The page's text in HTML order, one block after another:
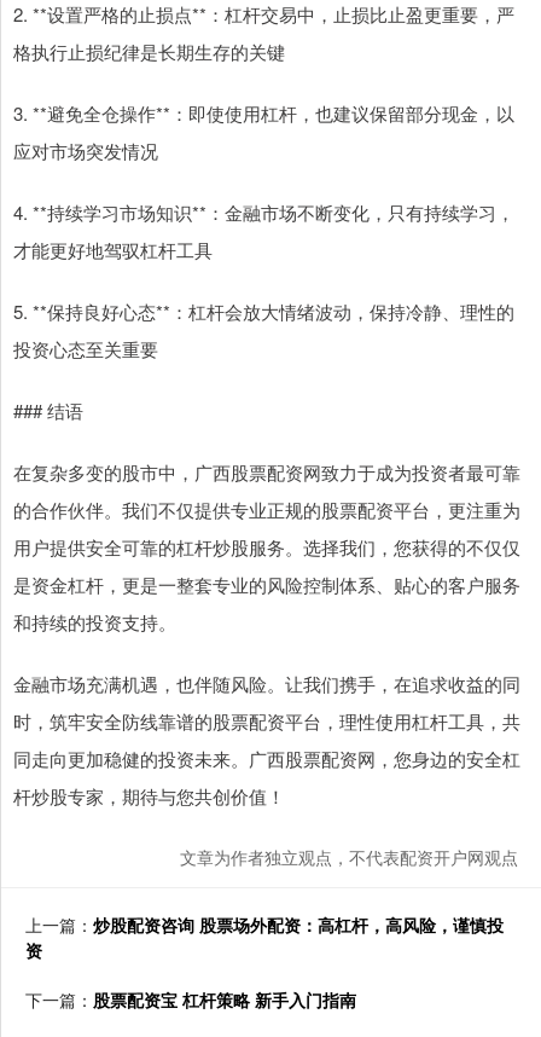
2. **设置严格的止损点**：杠杆交易中，止损比止盈更重要，严
格执行止损纪律是长期生存的关键
3. **避免全仓操作**：即使使用杠杆，也建议保留部分现金，以
应对市场突发情况
4. **持续学习市场知识**：金融市场不断变化，只有持续学习，
才能更好地驾驭杠杆工具
5. **保持良好心态**：杠杆会放大情绪波动，保持冷静、理性的
投资心态至关重要
### 结语
在复杂多变的股市中，广西股票配资网致力于成为投资者最可靠
的合作伙伴。我们不仅提供专业正规的股票配资平台，更注重为
用户提供安全可靠的杠杆炒股服务。选择我们，您获得的不仅仅
是资金杠杆，更是一整套专业的风险控制体系、贴心的客户服务
和持续的投资支持。
金融市场充满机遇，也伴随风险。让我们携手，在追求收益的同
时，筑牢安全防线靠谱的股票配资平台，理性使用杠杆工具，共
同走向更加稳健的投资未来。广西股票配资网，您身边的安全杠
杆炒股专家，期待与您共创价值！
文章为作者独立观点，不代表配资开户网观点
上一篇： 炒股配资咨询 股票场外配资：高杠杆，高风险，谨慎投
资
下一篇： 股票配资宝 杠杆策略 新手入门指南